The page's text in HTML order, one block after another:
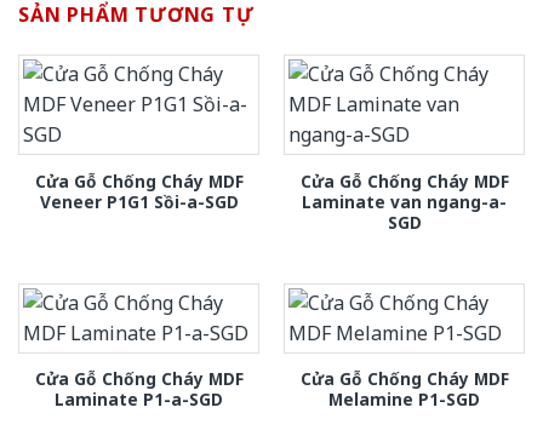
SẢN PHẨM TƯƠNG TỰ
Cửa Gỗ Chống Cháy MDF
Veneer P1G1 Sồi-a-SGD
Cửa Gỗ Chống Cháy MDF
Laminate van ngang-a-
SGD
Cửa Gỗ Chống Cháy MDF
Laminate P1-a-SGD
Cửa Gỗ Chống Cháy MDF
Melamine P1-SGD